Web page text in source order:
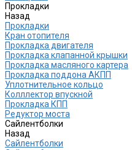
Прокладки
Назад
Прокладки
Кран отопителя
Прокладка двигателя
Прокладка клапанной крышки
Прокладка масляного картера
Прокладка поддона АКПП
Уплотнительное кольцо
Колллектор впускной
Прокладка КПП
Редуктор моста
Сайлентболки
Назад
Сайлентболки